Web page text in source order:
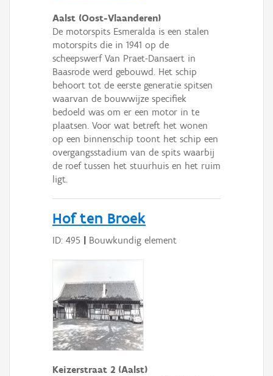
Aalst (Oost-Vlaanderen)
De motorspits Esmeralda is een stalen
motorspits die in 1941 op de
scheepswerf Van Praet-Dansaert in
Baasrode werd gebouwd. Het schip
behoort tot de eerste generatie spitsen
waarvan de bouwwijze specifiek
bedoeld was om er een motor in te
plaatsen. Voor wat betreft het wonen
op een binnenschip toont het schip een
overgangsstadium van de spits waarbij
de roef tussen het stuurhuis en het ruim
ligt.
Hof ten Broek
ID: 495 | Bouwkundig element
Keizerstraat 2 (Aalst)